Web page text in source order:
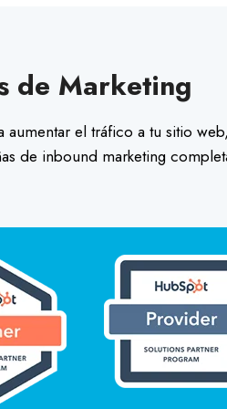
de Marketing
aumentar el tráfico a tu sitio
de inbound marketing